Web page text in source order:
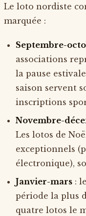
Le loto nordiste
marquée :
Septembre-
associations
la pause
saison servent
inscriptions
Novembre-
Les lotos de
exceptionnels
électronique),
Janvier-mars :
période la plus
quatre lotos le